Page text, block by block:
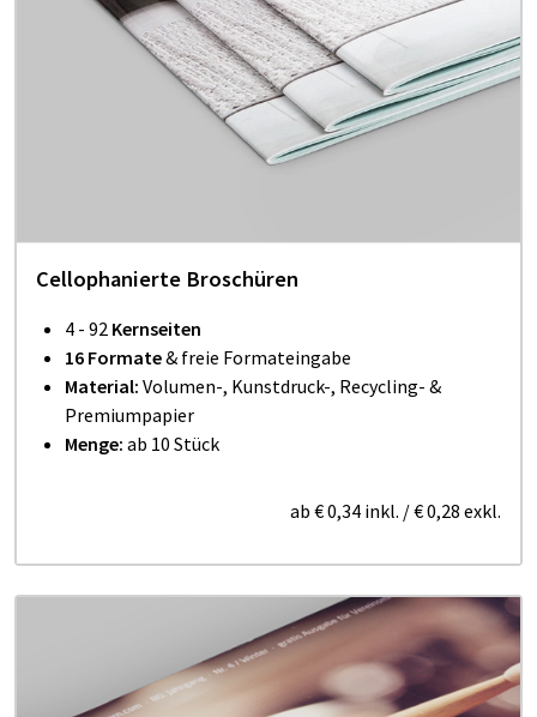
Cellophanierte Bro­schü­ren
4 - 92 Kernseiten
16 Formate& freie Formateingabe
Material: Volumen-, Kunstdruck-, Recycling- &
Premiumpapier
Menge: ab 10 Stück
ab € 0,34 inkl. /€ 0,28 exkl.